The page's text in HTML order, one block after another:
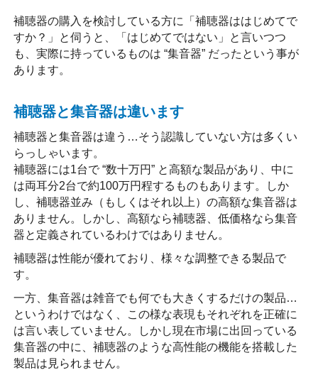
補聴器の購入を検討している方に「補聴器ははじめてで
すか？」と伺うと、「はじめてではない」と言いつつ
も、実際に持っているものは “集音器” だったという事が
あります。
補聴器と集音器は違います
補聴器と集音器は違う…そう認識していない方は多くい
らっしゃいます。
補聴器には1台で “数十万円” と高額な製品があり、中に
は両耳分2台で約100万円程するものもあります。しか
し、補聴器並み（もしくはそれ以上）の高額な集音器は
ありません。しかし、高額なら補聴器、低価格なら集音
器と定義されているわけではありません。
補聴器は性能が優れており、様々な調整できる製品で
す。
一方、集音器は雑音でも何でも大きくするだけの製品…
というわけではなく、この様な表現もそれぞれを正確に
は言い表していません。しかし現在市場に出回っている
集音器の中に、補聴器のような高性能の機能を搭載した
製品は見られません。